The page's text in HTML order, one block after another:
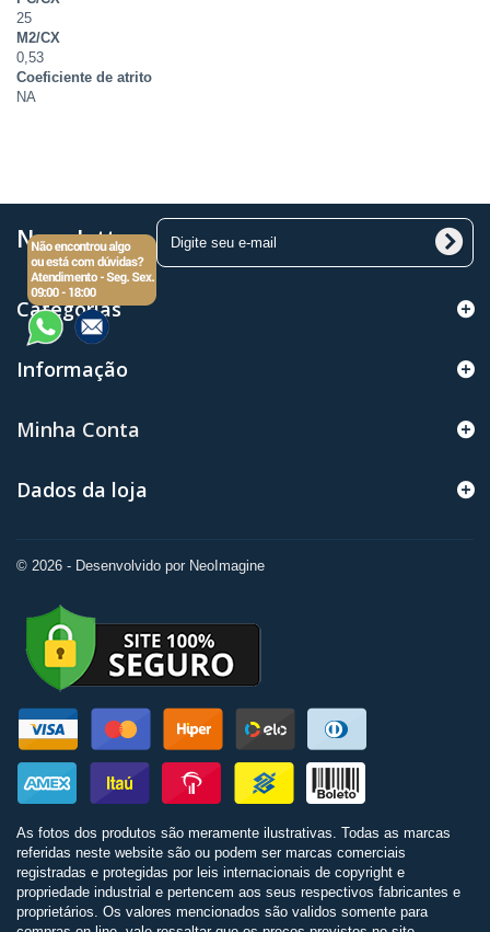
25
M2/CX
0,53
Coeficiente de atrito
NA
Newsletter
Categorias
Informação
© 2026 - Desenvolvido por NeoImagine
Minha Conta
Dados da loja
As fotos dos produtos são meramente ilustrativas. Todas as marcas
referidas neste website são ou podem ser marcas comerciais
registradas e protegidas por leis internacionais de copyright e
propriedade industrial e pertencem aos seus respectivos fabricantes e
proprietários. Os valores mencionados são validos somente para